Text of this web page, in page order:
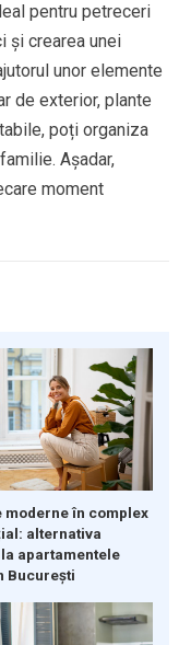
pentru petreceri
și crearea unei
unor elemente
de exterior, plante
poți organiza
Așadar,
moment
moderne în complex
alternativa
apartamentele
București